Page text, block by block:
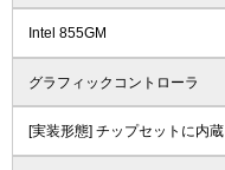
Intel 855GM
グラフィックコントローラ
[実装形態] チップセットに内蔵